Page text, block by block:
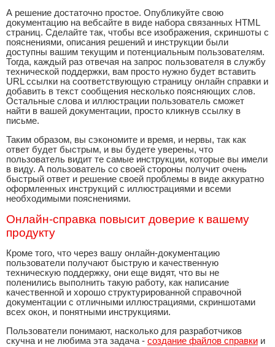
А решение достаточно простое. Опубликуйте свою
документацию на вебсайте в виде набора связанных HTML
страниц. Сделайте так, чтобы все изображения, скриншоты с
пояснениями, описания решений и инструкции были
доступны вашим текущим и потенциальным пользователям.
Тогда, каждый раз отвечая на запрос пользователя в службу
технической поддержки, вам просто нужно будет вставить
URL ссылки на соответствующую страницу онлайн справки и
добавить в текст сообщения несколько поясняющих слов.
Остальные слова и иллюстрации пользователь сможет
найти в вашей документации, просто кликнув ссылку в
письме.
Таким образом, вы сэкономите и время, и нервы, так как
ответ будет быстрым, и вы будете уверены, что
пользователь видит те самые инструкции, которые вы имели
в виду. А пользователь со своей стороны получит очень
быстрый ответ и решение своей проблемы в виде аккуратно
оформленных инструкций с иллюстрациями и всеми
необходимыми пояснениями.
Онлайн-справка повысит доверие к вашему
продукту
Кроме того, что через вашу онлайн-документацию
пользователи получают быструю и качественную
техническую поддержку, они еще видят, что вы не
поленились выполнить такую работу, как написание
качественной и хорошо структурированной справочной
документации с отличными иллюстрациями, скриншотами
всех окон, и понятными инструкциями.
Пользователи понимают, насколько для разработчиков
скучна и не любима эта задача - создание файлов справки и